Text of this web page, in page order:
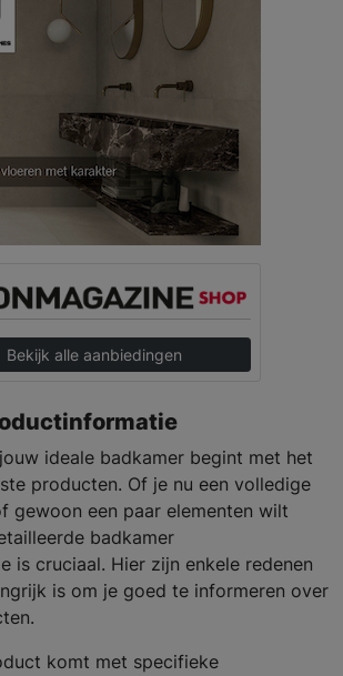
Bekijk alle aanbiedingen
ideale badkamer begint met het
producten. Of je nu een volledige
gewoon een paar elementen wilt
badkamer
is cruciaal. Hier zijn enkele redenen
is om je goed te informeren over
komt met specifieke